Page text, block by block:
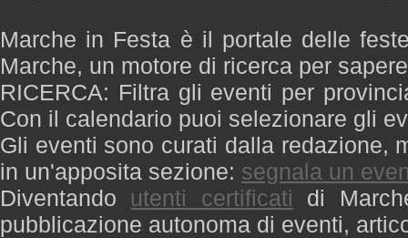
Marche in Festa è il portale delle
Marche, un motore di ricerca per
RICERCA: Filtra gli eventi per
Con il calendario puoi selezionare gli
Gli eventi sono curati dalla redazione,
in un'apposita sezione: segnala un
Diventando utenti certificati di
pubblicazione autonoma di eventi,